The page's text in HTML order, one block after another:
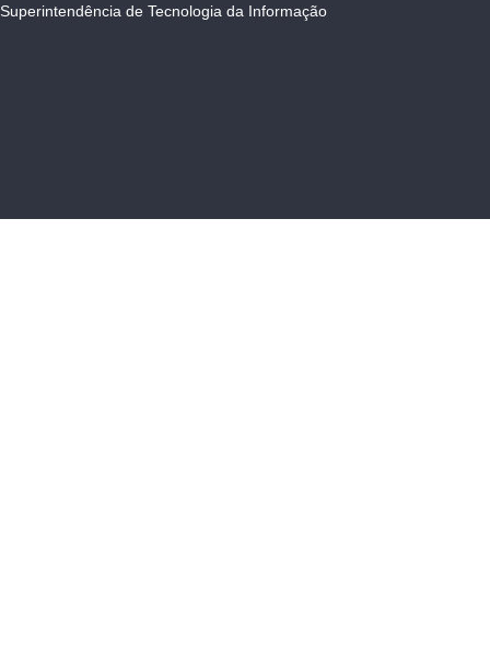
Superintendência de Tecnologia da Informação